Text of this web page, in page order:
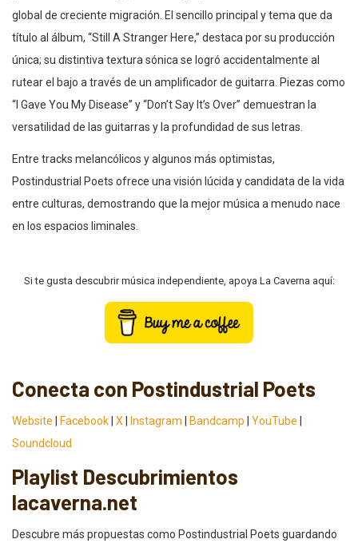
global de creciente migración. El sencillo principal y tema que da
título al álbum, “Still A Stranger Here,” destaca por su producción
única; su distintiva textura sónica se logró accidentalmente al
rutear el bajo a través de un amplificador de guitarra. Piezas como
“I Gave You My Disease” y “Don’t Say It’s Over” demuestran la
versatilidad de las guitarras y la profundidad de sus letras.
Entre tracks melancólicos y algunos más optimistas,
Postindustrial Poets ofrece una visión lúcida y candidata de la vida
entre culturas, demostrando que la mejor música a menudo nace
en los espacios liminales.
Si te gusta descubrir música independiente, apoya La Caverna aquí:
Conecta con Postindustrial Poets
Website | Facebook| X | Instagram | Bandcamp | YouTube |
Soundcloud
Playlist Descubrimientos
lacaverna.net
Descubre más propuestas como Postindustrial Poets guardando